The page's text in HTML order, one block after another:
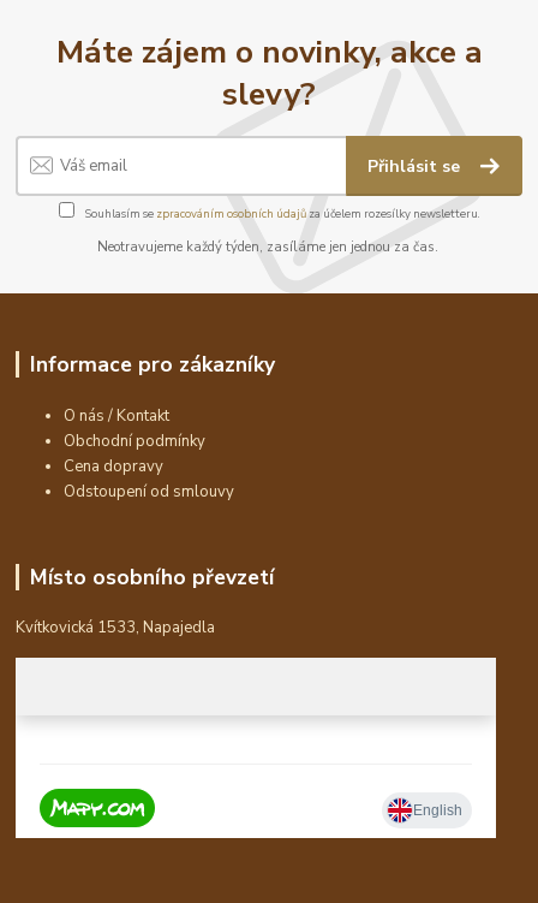
Máte zájem o novinky, akce a
slevy?
Přihlásit se
Souhlasím se zpracováním osobních údajůza účelem rozesílky newsletteru.
Neotravujeme každý týden, zasíláme jen jednou za čas.
Informace pro zákazníky
O nás / Kontakt
Obchodní podmínky
Cena dopravy
Odstoupení od smlouvy
Místo osobního převzetí
Kvítkovická 1533, Napajedla